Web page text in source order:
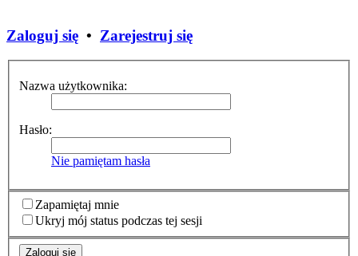
Zaloguj się • Zarejestruj się
Nazwa użytkownika:
Hasło:
Nie pamiętam hasła
Zapamiętaj mnie
Ukryj mój status podczas tej sesji